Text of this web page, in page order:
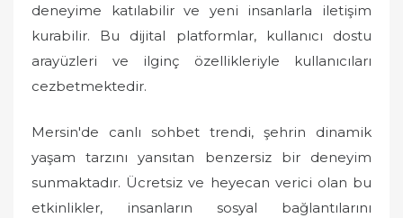
deneyime katılabilir ve yeni insanlarla iletişim
kurabilir. Bu dijital platformlar, kullanıcı dostu
arayüzleri ve ilginç özellikleriyle kullanıcıları
cezbetmektedir.
Mersin'de canlı sohbet trendi, şehrin dinamik
yaşam tarzını yansıtan benzersiz bir deneyim
sunmaktadır. Ücretsiz ve heyecan verici olan bu
etkinlikler, insanların sosyal bağlantılarını